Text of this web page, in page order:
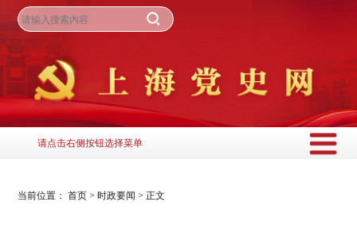
请点击右侧按钮选择菜单
当前位置： 首页> 时政要闻>正文